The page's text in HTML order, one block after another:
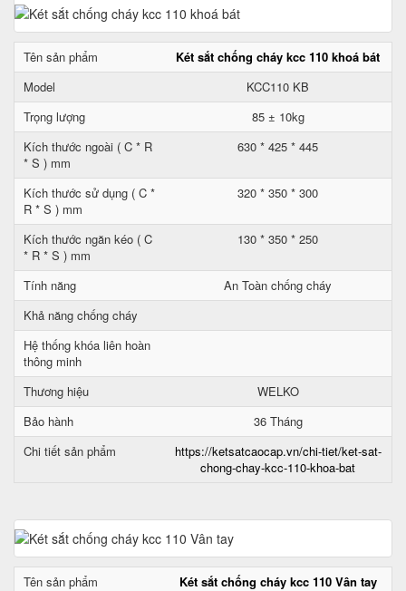
Tên sản phẩm
Két sắt chống cháy kcc 110 khoá bát
Model
KCC110 KB
Trọng lượng
85 ± 10kg
Kích thước ngoài ( C * R
* S ) mm
630 * 425 * 445
Kích thước sử dụng ( C *
R * S ) mm
320 * 350 * 300
Kích thước ngăn kéo ( C
* R * S ) mm
130 * 350 * 250
Tính năng
An Toàn chống cháy
Khả năng chống cháy
Hệ thống khóa liên hoàn
thông minh
Thương hiệu
WELKO
Bảo hành
36 Tháng
Chi tiết sản phẩm
https://ketsatcaocap.vn/chi-tiet/ket-sat-
chong-chay-kcc-110-khoa-bat
Tên sản phẩm
Két sắt chống cháy kcc 110 Vân tay